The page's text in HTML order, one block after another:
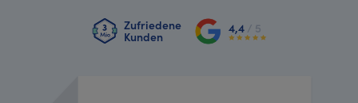
Zufriedene
Kunden
4,4 / 5